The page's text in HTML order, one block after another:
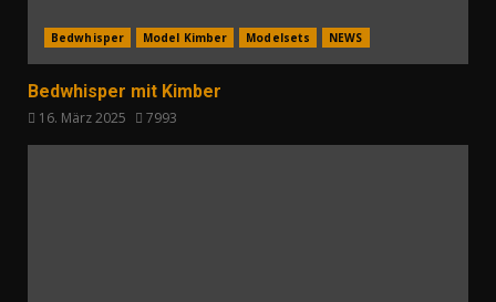
Bedwhisper Model Kimber Modelsets NEWS
Bedwhisper mit Kimber
16. März 2025 7993